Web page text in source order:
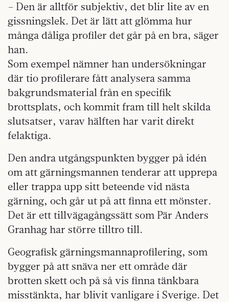
– Den är alltför subjektiv, det blir lite av en
gissningslek. Det är lätt att glömma hur
många dåliga profiler det går på en bra, säger
han.
Som exempel nämner han undersökningar
där tio profilerare fått analysera samma
bakgrundsmaterial från en specifik
brottsplats, och kommit fram till helt skilda
slutsatser, varav hälften har varit direkt
felaktiga.
Den andra utgångspunkten bygger på idén
om att gärningsmannen tenderar att upprepa
eller trappa upp sitt beteende vid nästa
gärning, och går ut på att finna ett mönster.
Det är ett tillvägagångssätt som Pär Anders
Granhag har större tilltro till.
Geografisk gärningsmannaprofilering, som
bygger på att snäva ner ett område där
brotten skett och på så vis finna tänkbara
misstänkta, har blivit vanligare i Sverige. Det